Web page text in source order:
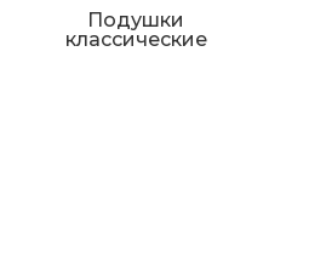
Подушки
классические